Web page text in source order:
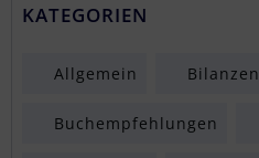
KATEGORIEN
Allgemein Bilanzen
Buchempfehlungen